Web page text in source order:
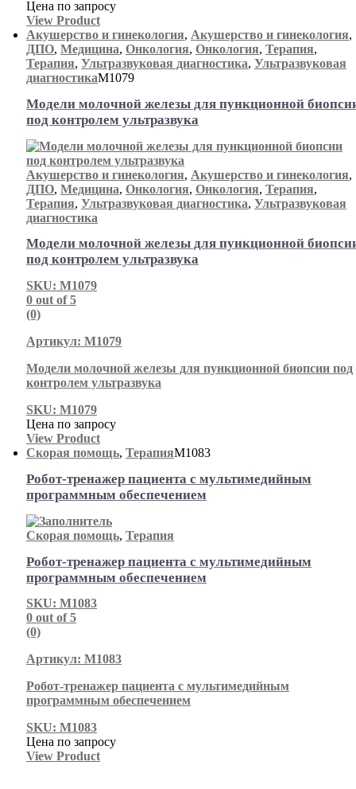
Цена по запросу
View Product
Акушерство и гинекология, Акушерство и гинекология,
ДПО, Медицина, Онкология, Онкология, Терапия,
Терапия, Ультразвуковая диагностика, Ультразвуковая
диагностикаМ1079
Модели молочной железы для пункционной
под контролем ультразвука
Акушерство и гинекология, Акушерство и гинекология,
ДПО, Медицина, Онкология, Онкология, Терапия,
Терапия, Ультразвуковая диагностика, Ультразвуковая
диагностика
Модели молочной железы для пункционной
под контролем ультразвука
SKU: М1079
0 out of 5
(0)
Артикул: М1079
Модели молочной железы для пункционной биопсии под
контролем ультразвука
SKU: М1079
Цена по запросу
View Product
Скорая помощь, ТерапияМ1083
Робот-тренажер пациента с мультимедийным
программным обеспечением
Скорая помощь, Терапия
Робот-тренажер пациента с мультимедийным
программным обеспечением
SKU: М1083
0 out of 5
(0)
Артикул: М1083
Робот-тренажер пациента с мультимедийным
программным обеспечением
SKU: М1083
Цена по запросу
View Product